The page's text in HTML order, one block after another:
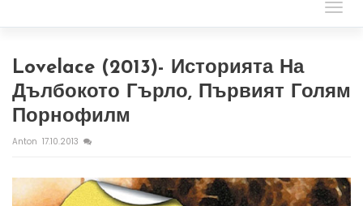
Lovelace (2013)- Историята На
Дълбокото Гърло, Първият Голям
Порнофилм
Anton 17.10.2013